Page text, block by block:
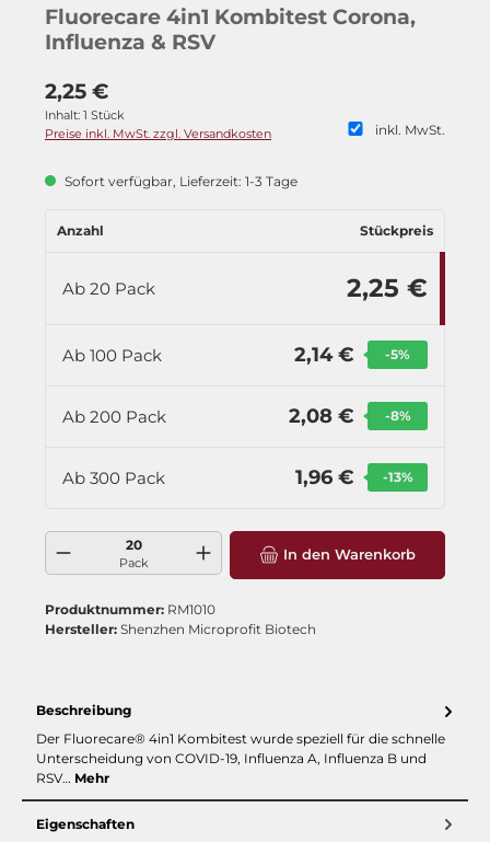
Fluorecare 4in1 Kombitest Corona,
Influenza & RSV
2,25 €
Inhalt: 1 Stück
inkl. MwSt.
Preise inkl. MwSt. zzgl. Versandkosten
Sofort verfügbar, Lieferzeit: 1-3 Tage
Anzahl Stückpreis
Ab 20 Pack 2,25 €
Ab 100 Pack 2,14 € -5%
Ab 200 Pack 2,08 € -8%
Ab 300 Pack 1,96 € -13%
Produkt Anzahl: Gib den gewünschten Wert ein oder benutze die
Pack
In den Warenkorb
Produktnummer: RM1010
Hersteller: Shenzhen Microprofit Biotech
Beschreibung
Der Fluorecare® 4in1 Kombitest wurde speziell für die schnelle
Unterscheidung von COVID-19, Influenza A, Influenza B und
RSV… Mehr
Eigenschaften